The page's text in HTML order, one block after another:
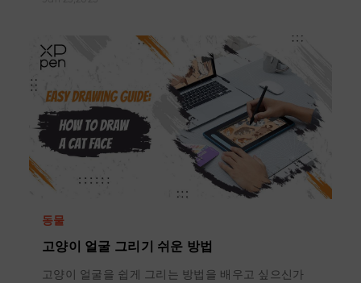
동물
고양이 얼굴 그리기 쉬운 방법
고양이 얼굴을 쉽게 그리는 방법을 배우고 싶으신가